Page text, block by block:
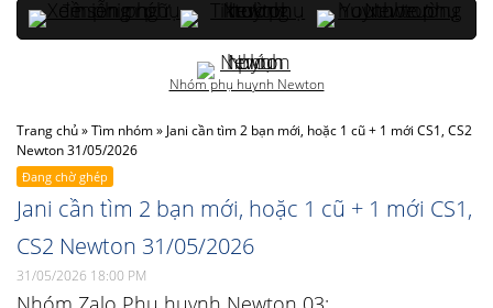
Trang chủ»Tìm nhóm» Jani cần tìm 2 bạn mới, hoặc 1 cũ + 1 mới CS1, CS2
Newton 31/05/2026
Đang chờ ghép
Jani cần tìm 2 bạn mới, hoặc 1 cũ + 1 mới CS1,
CS2 Newton 31/05/2026
31/05/2026 18:00 PM
Nhóm phụ huynh Newton